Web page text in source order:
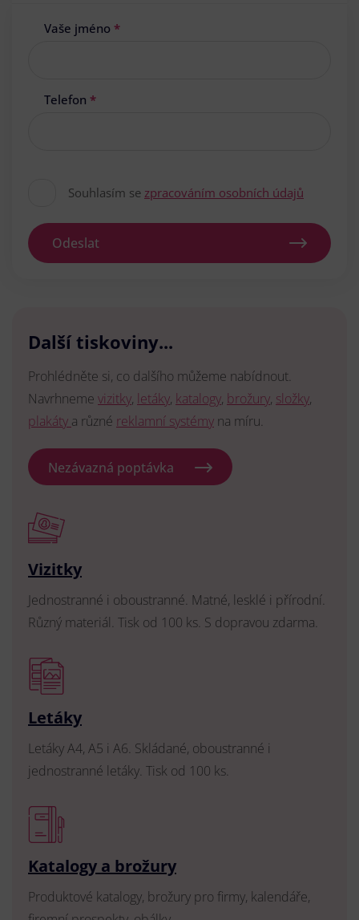
Vaše jméno *
Telefon *
Souhlasím se zpracováním osobních údajů
Odeslat
Další tiskoviny...
Prohlédněte si, co dalšího můžeme nabídnout.
Navrhneme vizitky, letáky, katalogy, brožury, složky,
plakáty a různé reklamní systémy na míru.
Nezávazná poptávka
Vizitky
Jednostranné i oboustranné. Matné, lesklé i přírodní.
Různý materiál. Tisk od 100 ks. S dopravou zdarma.
Letáky
Letáky A4, A5 i A6. Skládané, oboustranné i
jednostranné letáky. Tisk od 100 ks.
Katalogy a brožury
Produktové katalogy, brožury pro firmy, kalendáře,